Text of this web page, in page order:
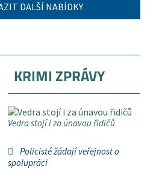
DALŠÍ NABÍDKY
KRIMI ZPRÁVY
Vedra stojí i za únavou řidičů
Policisté žádají veřejnost o
spolupráci